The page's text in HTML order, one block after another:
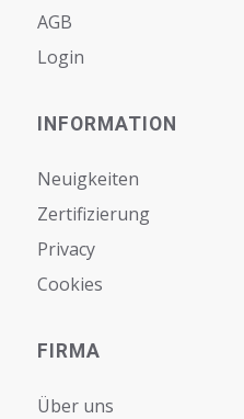
AGB
Login
INFORMATION
Neuigkeiten
Zertifizierung
Privacy
Cookies
FIRMA
Über uns